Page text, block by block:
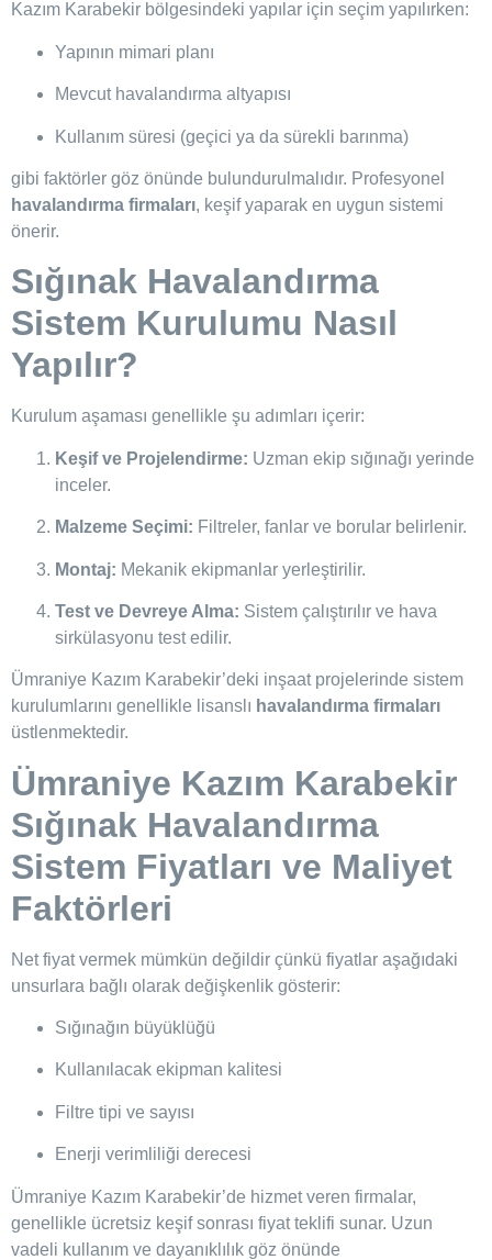
Kazım Karabekir bölgesindeki yapılar için seçim yapılırken:
Yapının mimari planı
Mevcut havalandırma altyapısı
Kullanım süresi (geçici ya da sürekli barınma)
gibi faktörler göz önünde bulundurulmalıdır. Profesyonel
havalandırma firmaları, keşif yaparak en uygun sistemi
önerir.
Sığınak Havalandırma
Sistem Kurulumu Nasıl
Yapılır?
Kurulum aşaması genellikle şu adımları içerir:
Keşif ve Projelendirme: Uzman ekip sığınağı yerinde
inceler.
Malzeme Seçimi: Filtreler, fanlar ve borular belirlenir.
Montaj: Mekanik ekipmanlar yerleştirilir.
Test ve Devreye Alma: Sistem çalıştırılır ve hava
sirkülasyonu test edilir.
Ümraniye Kazım Karabekir’deki inşaat projelerinde sistem
kurulumlarını genellikle lisanslı havalandırma firmaları
üstlenmektedir.
Ümraniye Kazım Karabekir
Sığınak Havalandırma
Sistem Fiyatları ve Maliyet
Faktörleri
Net fiyat vermek mümkün değildir çünkü fiyatlar aşağıdaki
unsurlara bağlı olarak değişkenlik gösterir:
Sığınağın büyüklüğü
Kullanılacak ekipman kalitesi
Filtre tipi ve sayısı
Enerji verimliliği derecesi
Ümraniye Kazım Karabekir’de hizmet veren firmalar,
genellikle ücretsiz keşif sonrası fiyat teklifi sunar. Uzun
vadeli kullanım ve dayanıklılık göz önünde